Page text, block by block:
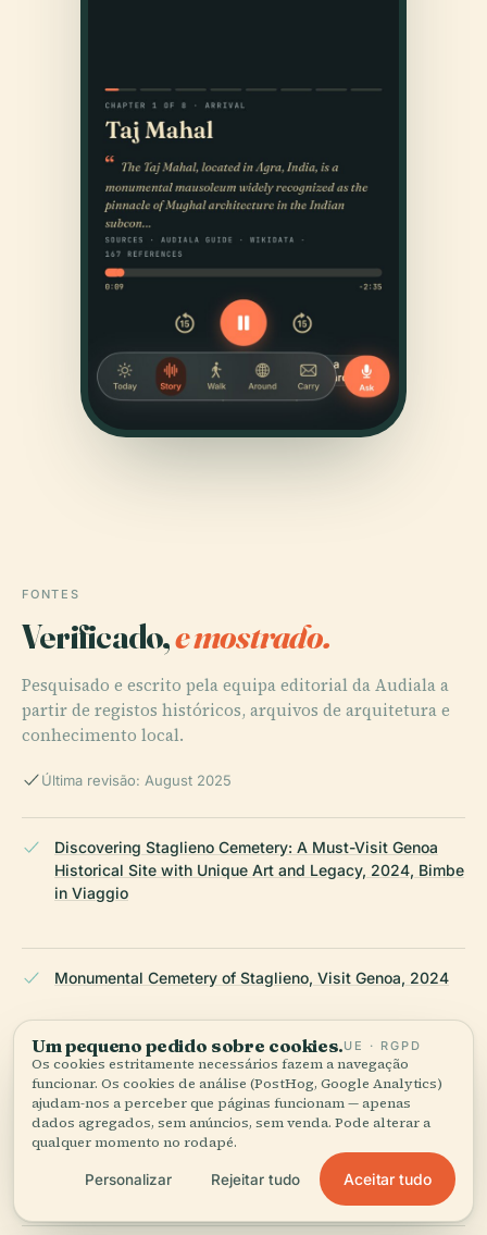
FONTES
Verificado,e mostrado.
Pesquisado e escrito pela equipa editorial da Audiala a
partir de registos históricos, arquivos de arquitetura e
conhecimento local.
Última revisão: August 2025
Discovering Staglieno Cemetery: A Must-Visit Genoa
Historical Site with Unique Art and Legacy, 2024, Bimbe
in Viaggio
Monumental Cemetery of Staglieno, Visit Genoa, 2024
First Time Guide to Genoa, Lonely Planet, 2024
How to and Why You Should Visit the Monumental
Cemetery of Staglieno, Where’s Ben Been, 2023
Um pequeno pedido sobre cookies.UE · RGPD
Os cookies estritamente necessários fazem a navegação
funcionar. Os cookies de análise (PostHog, Google Analytics)
ajudam-nos a perceber que páginas funcionam — apenas
dados agregados, sem anúncios, sem venda. Pode alterar a
qualquer momento no rodapé.
Personalizar Rejeitar tudo Aceitar tudo